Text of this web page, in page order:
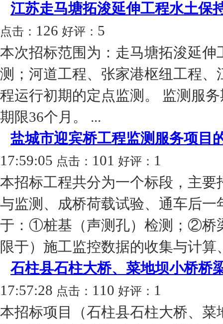
江苏走马塘拓浚延伸工程水土保
点击： 126 好评： 5
本次招标范围为：走马塘拓浚延
测；河道工程、张家港枢纽工程
程运行初期的定点监测。 监测服
期限36个月。 ...
盐城市迎宾桥工程监测服务项目
17:59:05 点击： 101 好评： 1
本招标工程共分为一个标段，主
与监测、成桥荷载试验、通车后
于：①桩基（声测孔）检测；②桥
限于）施工监控数据的收集与计
石柱县石柱大桥、菜地坝小桥桥
17:57:28 点击： 110 好评： 1
本招标项目（石柱县石柱大桥、